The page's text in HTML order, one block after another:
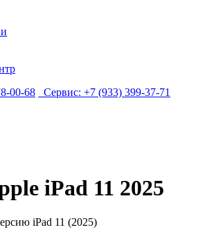
00-68 Сервис: +7 (933) 399-37-71
iPad 11 2025
iPad 11 (2025)